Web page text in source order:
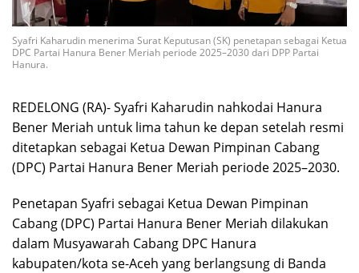
Syafri Kaharudin menerima Surat Keputusan (SK) penetapan sebagai Ketua
DPC Partai Hanura Bener Meriah periode 2025–2030 dari DPP Partai
Hanura.
REDELONG (RA)- Syafri Kaharudin nahkodai Hanura
Bener Meriah untuk lima tahun ke depan setelah resmi
ditetapkan sebagai Ketua Dewan Pimpinan Cabang
(DPC) Partai Hanura Bener Meriah periode 2025–2030.
Penetapan Syafri sebagai Ketua Dewan Pimpinan
Cabang (DPC) Partai Hanura Bener Meriah dilakukan
dalam Musyawarah Cabang DPC Hanura
kabupaten/kota se-Aceh yang berlangsung di Banda